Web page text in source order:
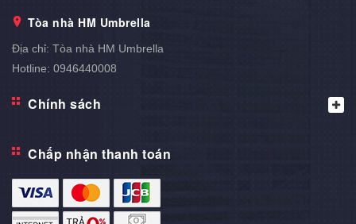
Tòa nhà HM Umbrella
Địa chỉ: Tòa nhà HM Umbrella
Hotline: 0946440008
Chính sách
Chấp nhận thanh toán